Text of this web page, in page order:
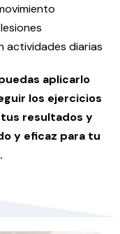
actividades diarias
aplicarlo
los ejercicios
resultados y
y eficaz para tu